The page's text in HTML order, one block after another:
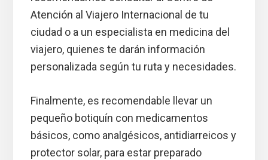
Atención al Viajero Internacional de tu
ciudad o a un especialista en medicina del
viajero, quienes te darán información
personalizada según tu ruta y necesidades.
Finalmente, es recomendable llevar un
pequeño botiquín con medicamentos
básicos, como analgésicos, antidiarreicos y
protector solar, para estar preparado